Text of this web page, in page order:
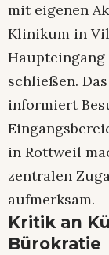
mit eigenen
Klinikum in
schließen.
informiert
in Rottweil
zentralen
aufmerksam.
Kritik an
Bürokratie